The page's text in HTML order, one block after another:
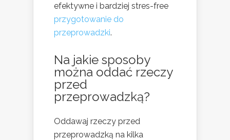
efektywne i bardziej stres-free
przygotowanie do
przeprowadzki.
Na jakie sposoby
można oddać rzeczy
przed
przeprowadzką?
Oddawaj rzeczy przed
przeprowadzką na kilka